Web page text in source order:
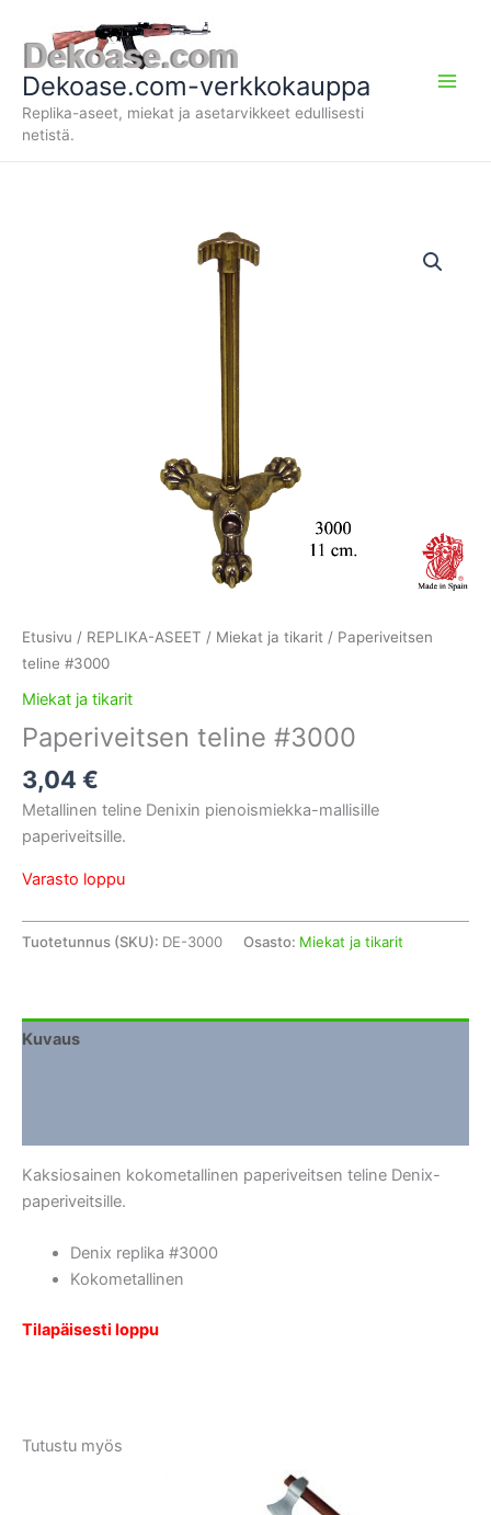
sisältöön
Dekoase.com-verkkokauppa
Replika-aseet, miekat ja asetarvikkeet edullisesti
netistä.
Etusivu / REPLIKA-ASEET / Miekat ja tikarit / Paperiveitsen
teline #3000
Miekat ja tikarit
Paperiveitsen teline #3000
3,04 €
Metallinen teline Denixin pienoismiekka-mallisille
paperiveitsille.
Varasto loppu
Tuotetunnus (SKU): DE-3000 Osasto: Miekat ja tikarit
Kuvaus
Kaksiosainen kokometallinen paperiveitsen teline Denix-
paperiveitsille.
Denix replika #3000
Kokometallinen
Tilapäisesti loppu
Tutustu myös